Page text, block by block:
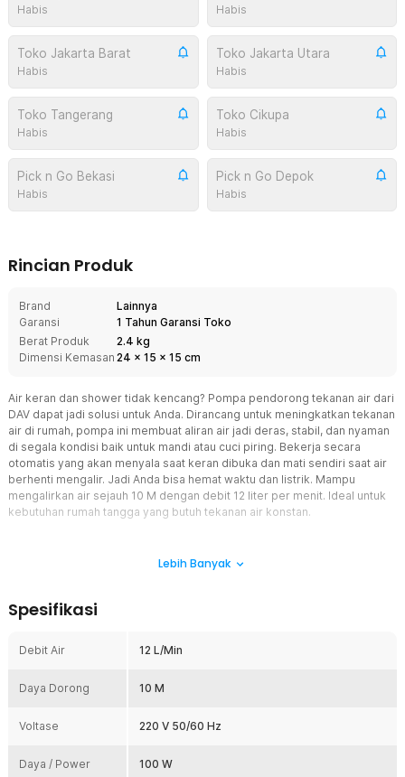
Habis Habis
Toko Jakarta Barat
Habis
Toko Jakarta Utara
Habis
Toko Tangerang
Habis
Toko Cikupa
Habis
Pick n Go Bekasi
Habis
Pick n Go Depok
Habis
Rincian Produk
Brand
Lainnya
Garansi
1 Tahun Garansi Toko
Berat Produk
2.4 kg
Dimensi Kemasan 24 x 15 x 15 cm
Air keran dan shower tidak kencang? Pompa pendorong tekanan air dari
DAV dapat jadi solusi untuk Anda. Dirancang untuk meningkatkan tekanan
air di rumah, pompa ini membuat aliran air jadi deras, stabil, dan nyaman
di segala kondisi baik untuk mandi atau cuci piring. Bekerja secara
otomatis yang akan menyala saat keran dibuka dan mati sendiri saat air
berhenti mengalir. Jadi Anda bisa hemat waktu dan listrik. Mampu
mengalirkan air sejauh 10 M dengan debit 12 liter per menit. Ideal untuk
kebutuhan rumah tangga yang butuh tekanan air konstan.
tidak, karena DAV telah mendesain pompa otomatis yang dapat
praktis karena tidak perlu repot menyalakan manual, dan cocok
Tekanan Air Lebih Stabil dan Kuat
jika Anda menggunakan pompa pendorong yang satu ini. Dirancang
memudahkan semua kebutuhan Anda.
Lebih Banyak
Spesifikasi
Debit Air 12 L/Min
Daya Dorong 10 M
Voltase 220 V 50/60 Hz
Daya / Power 100 W